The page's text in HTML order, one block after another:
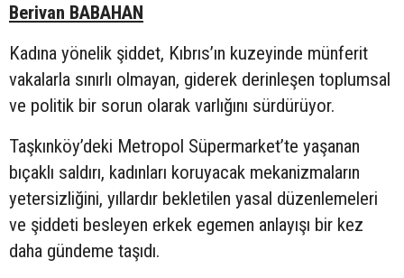
Berivan BABAHAN
Kadına yönelik şiddet, Kıbrıs’ın kuzeyinde münferit
vakalarla sınırlı olmayan, giderek derinleşen toplumsal
ve politik bir sorun olarak varlığını sürdürüyor.
Taşkınköy’deki Metropol Süpermarket’te yaşanan
bıçaklı saldırı, kadınları koruyacak mekanizmaların
yetersizliğini, yıllardır bekletilen yasal düzenlemeleri
ve şiddeti besleyen erkek egemen anlayışı bir kez
daha gündeme taşıdı.